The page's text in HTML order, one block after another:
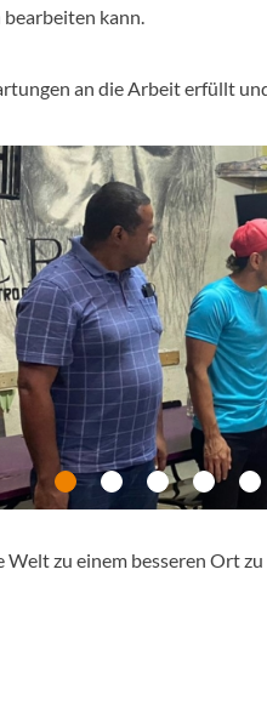
kann.
an die Arbeit erfüllt
Welt zu einem besseren Ort